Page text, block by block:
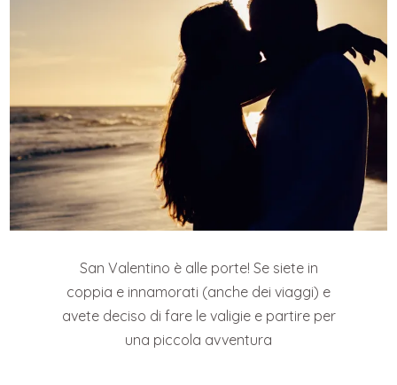
San Valentino è alle porte! Se siete in
coppia e innamorati (anche dei viaggi) e
avete deciso di fare le valigie e partire per
una piccola avventura